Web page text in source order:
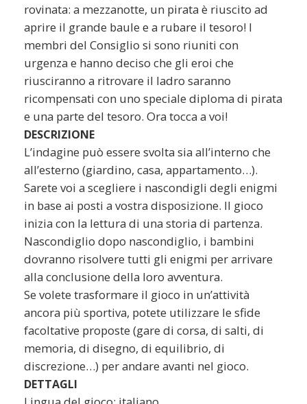
rovinata: a mezzanotte, un pirata è riuscito ad
aprire il grande baule e a rubare il tesoro! I
membri del Consiglio si sono riuniti con
urgenza e hanno deciso che gli eroi che
riusciranno a ritrovare il ladro saranno
ricompensati con uno speciale diploma di pirata
e una parte del tesoro. Ora tocca a voi!
DESCRIZIONE
L’indagine può essere svolta sia all’interno che
all’esterno (giardino, casa, appartamento…).
Sarete voi a scegliere i nascondigli degli enigmi
in base ai posti a vostra disposizione. Il gioco
inizia con la lettura di una storia di partenza.
Nascondiglio dopo nascondiglio, i bambini
dovranno risolvere tutti gli enigmi per arrivare
alla conclusione della loro avventura.
Se volete trasformare il gioco in un’attività
ancora più sportiva, potete utilizzare le sfide
facoltative proposte (gare di corsa, di salti, di
memoria, di disegno, di equilibrio, di
discrezione…) per andare avanti nel gioco.
DETTAGLI